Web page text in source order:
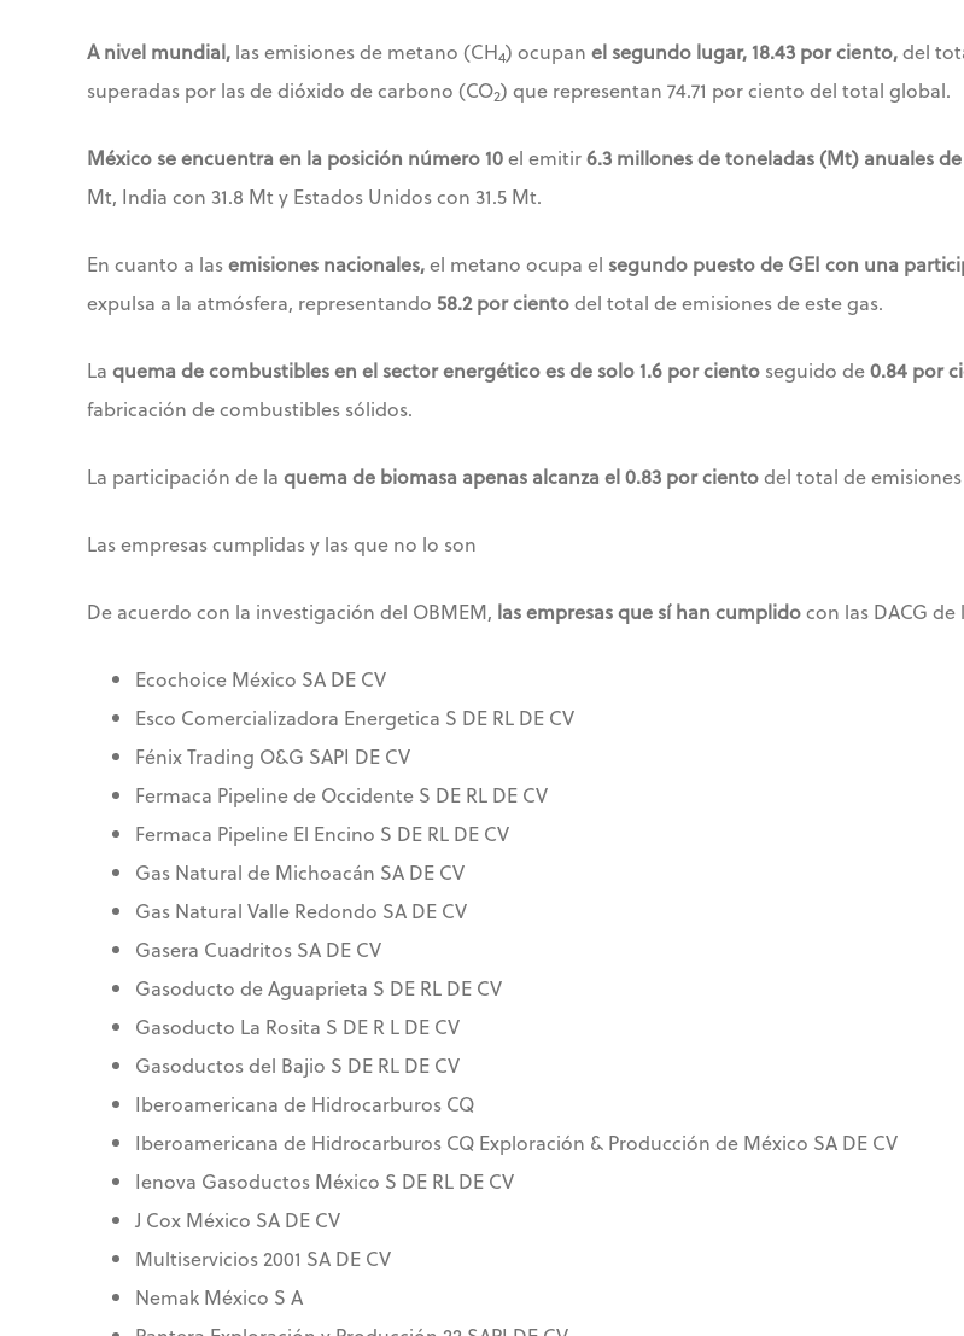
A nivel mundial, las emisiones de metano (CH4) ocupan el segundo lugar, 18.43 por ciento,del
superadas por las de dióxido de carbono (CO2) que representan 74.71 por ciento del total global.
México se encuentra en la posición número 10el emitir6.3 millones de toneladas (Mt) anuales
Mt, India con 31.8 Mt y Estados Unidos con 31.5 Mt.
En cuanto a lasemisiones nacionales,el metano ocupa el segundo puesto de GEI con una
expulsa a la atmósfera, representando 58.2 por cientodel total de emisiones de este gas.
La quema de combustibles en el sector energético es de solo 1.6 por ciento seguido de0.84 por
fabricación de combustibles sólidos.
La participación de la quema de biomasa apenas alcanza el 0.83 por cientodel total de
Las empresas cumplidas y las que no lo son
De acuerdo con la investigación del OBMEM, las empresas que sí han cumplidocon las DACG de
Ecochoice México SA DE CV
Esco Comercializadora Energetica S DE RL DE CV
Fénix Trading O&G SAPI DE CV
Fermaca Pipeline de Occidente S DE RL DE CV
Fermaca Pipeline El Encino S DE RL DE CV
Gas Natural de Michoacán SA DE CV
Gas Natural Valle Redondo SA DE CV
Gasera Cuadritos SA DE CV
Gasoducto de Aguaprieta S DE RL DE CV
Gasoducto La Rosita S DE R L DE CV
Gasoductos del Bajio S DE RL DE CV
Iberoamericana de Hidrocarburos CQ
Iberoamericana de Hidrocarburos CQ Exploración & Producción de México SA DE CV
Ienova Gasoductos México S DE RL DE CV
J Cox México SA DE CV
Multiservicios 2001 SA DE CV
Nemak México S A